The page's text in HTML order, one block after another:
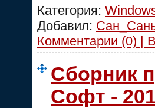
Категория:
Добавил:
Комментарии (0) |
Сборник
Софт -